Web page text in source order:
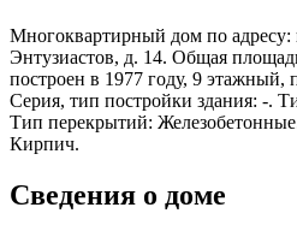
Многоквартирный дом по адресу:
Энтузиастов, д. 14. Общая
построен в 1977 году, 9 этажный,
Серия, тип постройки здания: -.
Тип перекрытий:
Кирпич.
Сведения о доме